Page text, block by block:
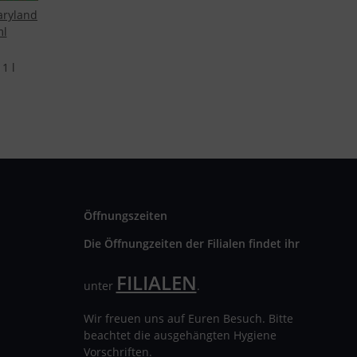
l
Öffnungszeiten
Die Öffnungzeiten der Filialen findet ihr
unter FILIALEN.
Wir freuen uns auf Euren Besuch. Bitte
beachtet die ausgehängten Hygiene
Vorschriften.